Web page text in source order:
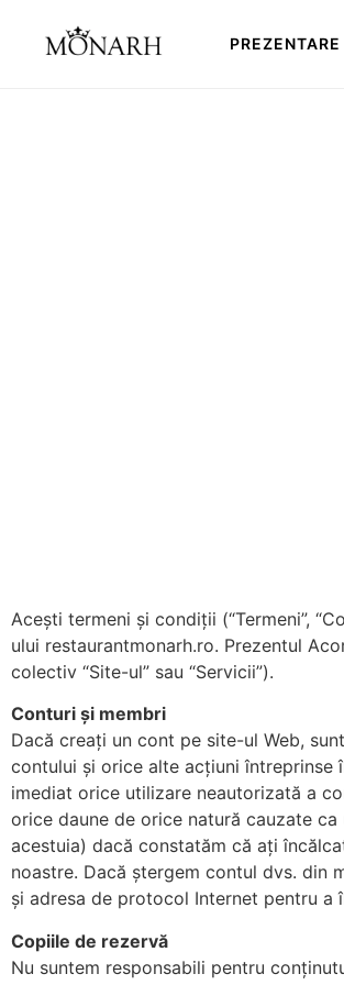
Acești termeni și condiții (“Termeni”,
ului restaurantmonarh.ro. Prezentul
colectiv “Site-ul” sau “Servicii”).
Conturi și membri
Dacă creați un cont pe site-ul Web,
contului și orice alte acțiuni întreprinse
imediat orice utilizare neautorizată a
orice daune de orice natură cauzate
acestuia) dacă constatăm că ați
noastre. Dacă ștergem contul dvs. din
și adresa de protocol Internet pentru a
Copiile de rezervă
Nu suntem responsabili pentru